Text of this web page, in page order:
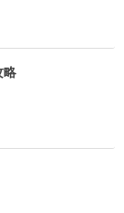
略